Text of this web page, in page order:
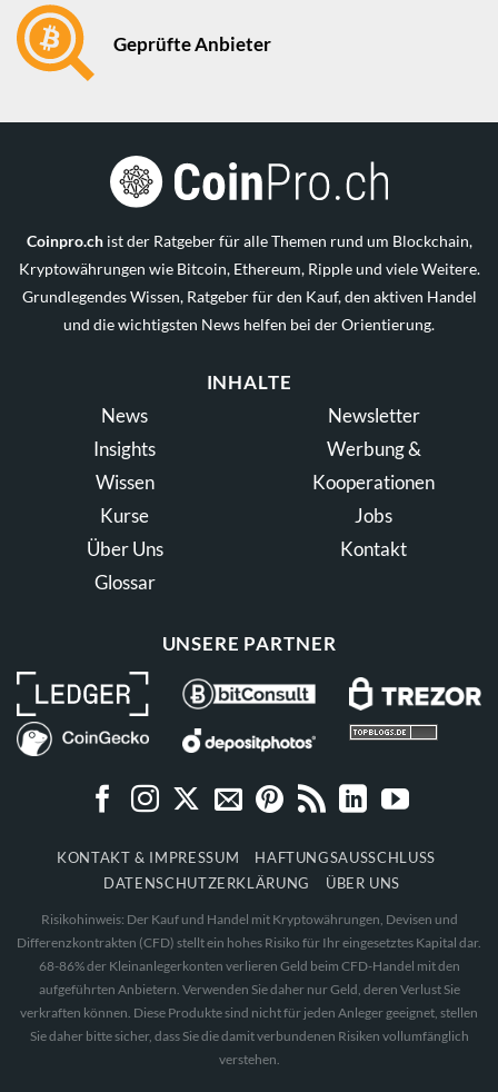
Geprüfte Anbieter
Coinpro.chist der Ratgeber für alle Themen rund um Blockchain,
Kryptowährungen wie Bitcoin, Ethereum, Ripple und viele Weitere.
Grundlegendes Wissen, Ratgeber für den Kauf, den aktiven Handel
und die wichtigsten News helfen bei der Orientierung.
INHALTE
News
Insights
Wissen
Kurse
Über Uns
Glossar
Newsletter
Werbung &
Kooperationen
Jobs
Kontakt
UNSERE PARTNER
KONTAKT & IMPRESSUM
HAFTUNGSAUSSCHLUSS
DATENSCHUTZERKLÄRUNG
ÜBER UNS
Risikohinweis: Der Kauf und Handel mit Kryptowährungen, Devisen und
Differenzkontrakten (CFD) stellt ein hohes Risiko für Ihr eingesetztes Kapital dar.
68-86% der Kleinanlegerkonten verlieren Geld beim CFD-Handel mit den
aufgeführten Anbietern. Verwenden Sie daher nur Geld, deren Verlust Sie
verkraften können. Diese Produkte sind nicht für jeden Anleger geeignet, stellen
Sie daher bitte sicher, dass Sie die damit verbundenen Risiken vollumfänglich
verstehen.